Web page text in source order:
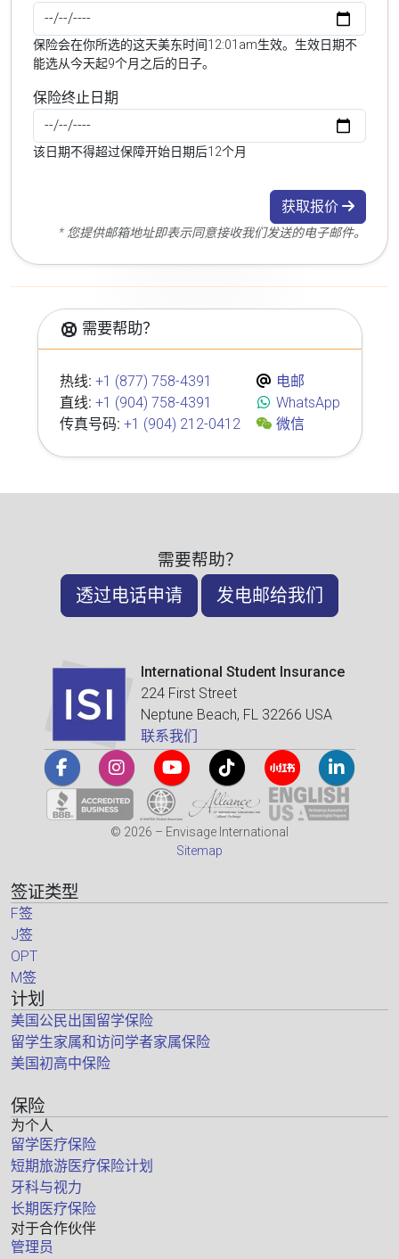
保险会在你所选的这天美东时间12:01am生效。生效日期不
能选从今天起9个月之后的日子。
保险终止日期
该日期不得超过保障开始日期后12个月
获取报价
* 您提供邮箱地址即表示同意接收我们发送的电子邮件。
需要帮助？
热线: +1 (877) 758-4391
直线: +1 (904) 758-4391
传真号码: +1 (904) 212-0412
电邮
WhatsApp
微信
需要帮助？
透过电话申请 发电邮给我们
International Student Insurance
224 First Street
Neptune Beach, FL 32266 USA
联系我们
© 2026 – Envisage International
Sitemap
签证类型
F签
J签
OPT
M签
计划
美国公民出国留学保险
留学生家属和访问学者家属保险
美国初高中保险
保险
为个人
留学医疗保险
短期旅游医疗保险计划
牙科与视力
长期医疗保险
对于合作伙伴
管理员